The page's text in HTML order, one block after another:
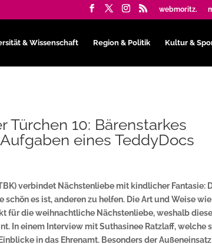
webmoritz.
& Wissenschaft Region & Politik Kultur &
Türchen 10: Bärenstarkes
eines TeddyDocs
verbindet Nächstenliebe mit kindlicher Fantasie:
es ist, anderen zu helfen. Die Art und Weise
für die weihnachtliche Nächstenliebe, weshalb
In einem Interview mit Suthasinee Ratzlaff, welche
in das Ehrenamt. Besonders der